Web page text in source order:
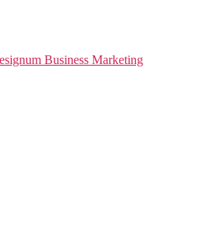
Business Marketing